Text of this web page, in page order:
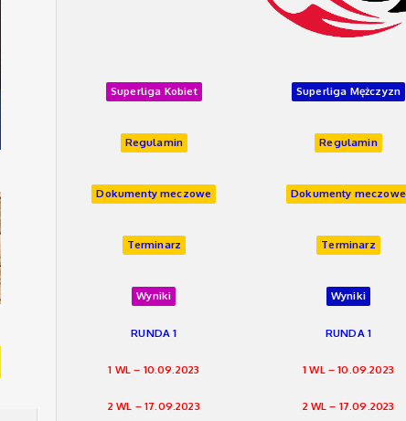
Superliga Kobiet
Regulamin
Dokumenty meczowe
Terminarz
Wyniki
RUNDA 1
1 WL – 10.09.2023
2 WL – 17.09.2023
Superliga Mężczyzn
Regulamin
Dokumenty meczowe
Terminarz
Wyniki
RUNDA 1
1 WL – 10.09.2023
2 WL – 17.09.2023